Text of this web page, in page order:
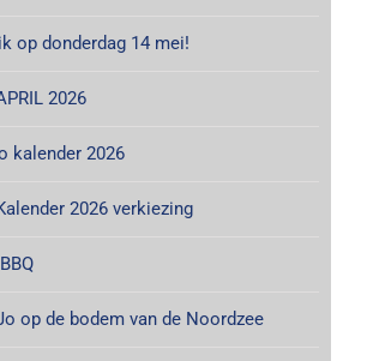
op donderdag 14 mei!
2026
kalender 2026
2026 verkiezing
op de bodem van de Noordzee